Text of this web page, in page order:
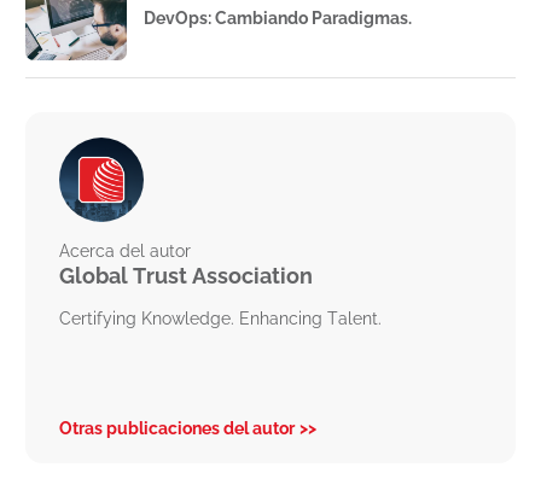
Acerca del autor
Global Trust Association
Certifying Knowledge. Enhancing Talent.
Otras publicaciones del autor
DevOps: Cambiando Paradigmas.